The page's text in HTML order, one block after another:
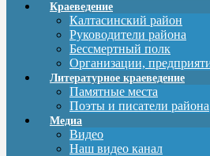
Краеведение
Калтасинский район
Руководители района
Бессмертный полк
Организации,
Литературное краеведение
Памятные места
Поэты и писатели района
Медиа
Видео
Наш видео канал